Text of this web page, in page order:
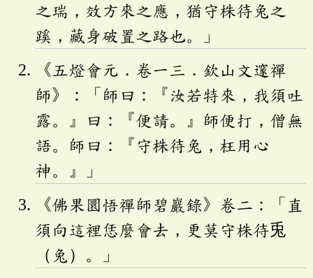
之瑞，效方來之應，猶守株待兔之
蹊，藏身破置之路也。」
《五燈會元．卷一三．欽山文邃禪
師》：「師曰：『汝若特來，我須吐
露。』曰：『便請。』師便打，僧無
語。師曰：『守株待兔，枉用心
神。』」
《佛果圜悟禪師碧巖錄》卷二：「直
須向這裡恁麼會去，更莫守株待兎
（兔）。」